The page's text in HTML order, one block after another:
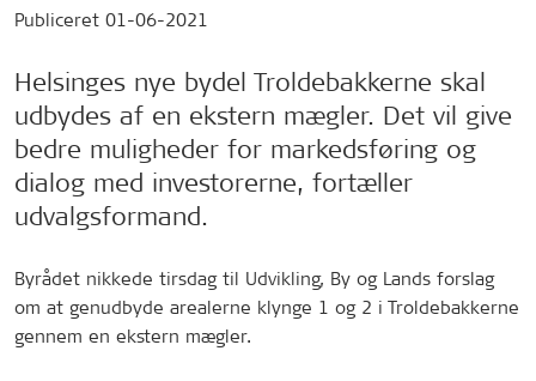
Publiceret 01-06-2021
Helsinges nye bydel Troldebakkerne skal
udbydes af en ekstern mægler. Det vil give
bedre muligheder for markedsføring og
dialog med investorerne, fortæller
udvalgsformand.
Byrådet nikkede tirsdag til Udvikling, By og Lands forslag
om at genudbyde arealerne klynge 1 og 2 i Troldebakkerne
gennem en ekstern mægler.